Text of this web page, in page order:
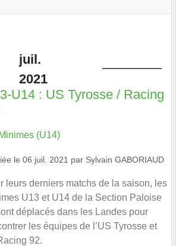
juil.
2021
U14 : US Tyrosse / Racing
Minimes (U14)
le 06 juil. 2021 par Sylvain GABORIAUD
leurs derniers matchs de la saison, les
U13 et U14 de la Section Paloise
déplacés dans les Landes pour
les équipes de l’US Tyrosse et
92.